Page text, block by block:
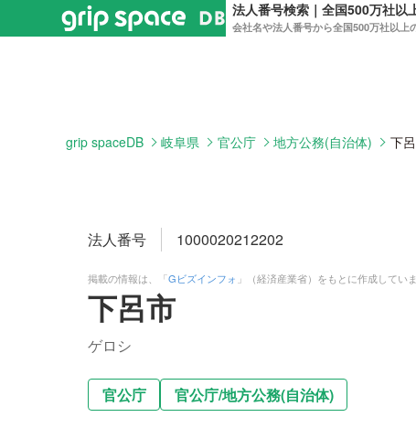
法人番号検索｜全国500万社以
会社名や法人番号から全国500万社以上
grip spaceDB 岐阜県 官公庁 地方公務(自治体) 下
法人番号 1000020212202
掲載の情報は、「Gビズインフォ 」（経済産業省）をもとに作成していま
下呂市
ゲロシ
官公庁 官公庁/地方公務(自治体)